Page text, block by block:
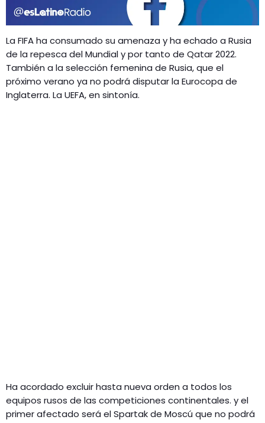
MÚSICA
ENTRETENIMIENTO
RADIO SPLENDID
CONTACTO
La FIFA ha consumado su amenaza y ha echado a Rusia
de la repesca del Mundial y por tanto de Qatar 2022.
También a la selección femenina de Rusia, que el
próximo verano ya no podrá disputar la Eurocopa de
Inglaterra. La UEFA, en sintonía.
Ha acordado excluir hasta nueva orden a todos los
equipos rusos de las competiciones continentales. y el
primer afectado será el Spartak de Moscú que no podrá